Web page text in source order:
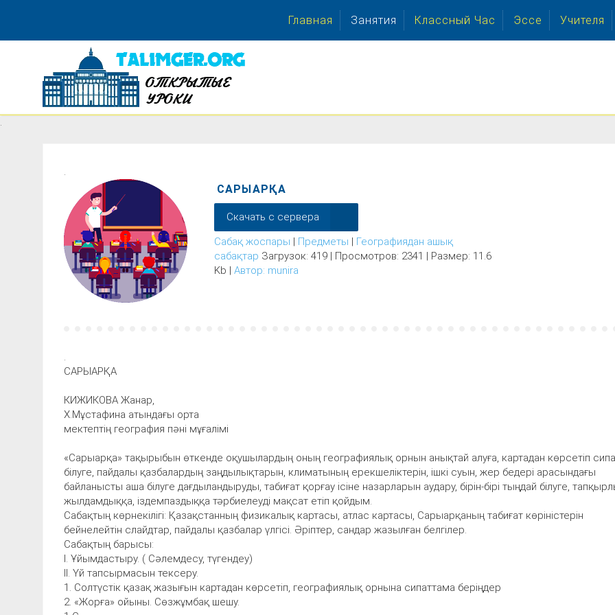
Главная Занятия Классный Час Эссе Учителя
.
.
САРЫАРҚА
Скачать с сервера
Сабақ жоспары | Предметы | Географиядан ашық
сабақтар Загрузок: 419 | Просмотров: 2341 | Размер: 11.6
Kb | Автор: munira
САРЫАРҚА
КИЖИКОВА Жанар,
Х.Мұстафина атындағы орта
мектептің география пәні мұғалімі
«Сарыарқа» тақырыбын өткенде оқушылардың оның географиялық орнын анықтай алуға, картадан көрсетіп
білуге, пайдалы қазбалардың заңдылықтарын, климатының ерекшеліктерін, ішкі суын, жер бедері арасындағы
байланысты аша білуге дағдыландыруды, табиғат қорғау ісіне назарларын аудару, бірін-бірі тыңдай білуге,
жылдамдыққа, іздемпаздыққа тәрбиелеуді мақсат етіп қойдым.
Сабақтың көрнекілігі: Қазақстанның физикалық картасы, атлас картасы, Сарыарқаның табиғат көріністерін
бейнелейтін слайдтар, пайдалы қазбалар үлгісі. Әріптер, сандар жазылған белгілер.
Сабақтың барысы:
І. Ұйымдастыру. ( Сәлемдесу, түгендеу)
ІІ. Үй тапсырмасын тексеру.
1. Солтүстік қазақ жазығын картадан көрсетіп, географиялық орнына сипаттама беріңдер
2. «Жорға» ойыны. Сөзжұмбақ шешу.
.